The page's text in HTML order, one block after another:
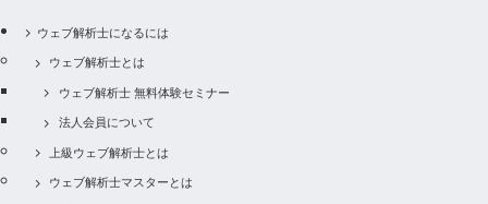
ウェブ解析士になるには
ウェブ解析士とは
ウェブ解析士 無料体験セミナー
法人会員について
上級ウェブ解析士とは
ウェブ解析士マスターとは